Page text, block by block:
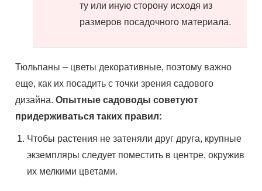
ту или иную сторону исходя из
размеров посадочного материала.
Тюльпаны – цветы декоративные, поэтому важно
еще, как их посадить с точки зрения садового
дизайна. Опытные садоводы советуют
придерживаться таких правил:
Чтобы растения не затеняли друг друга, крупные
экземпляры следует поместить в центре, окружив
их мелкими цветами.